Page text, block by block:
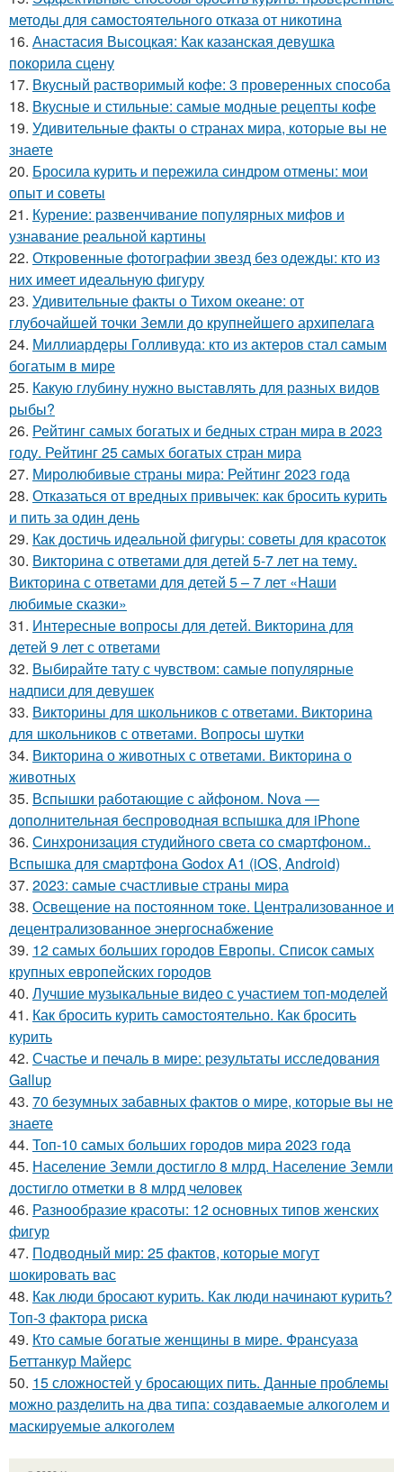
методы для самостоятельного отказа от никотина
16. Анастасия Высоцкая: Как казанская девушка
покорила сцену
17. Вкусный растворимый кофе: 3 проверенных способа
18. Вкусные и стильные: самые модные рецепты кофе
19. Удивительные факты о странах мира, которые вы не
знаете
20. Бросила курить и пережила синдром отмены: мои
опыт и советы
21. Курение: развенчивание популярных мифов и
узнавание реальной картины
22. Откровенные фотографии звезд без одежды: кто из
них имеет идеальную фигуру
23. Удивительные факты о Тихом океане: от
глубочайшей точки Земли до крупнейшего архипелага
24. Миллиардеры Голливуда: кто из актеров стал самым
богатым в мире
25. Какую глубину нужно выставлять для разных видов
рыбы?
26. Рейтинг самых богатых и бедных стран мира в 2023
году. Рейтинг 25 самых богатых стран мира
27. Миролюбивые страны мира: Рейтинг 2023 года
28. Отказаться от вредных привычек: как бросить курить
и пить за один день
29. Как достичь идеальной фигуры: советы для красоток
30. Викторина с ответами для детей 5-7 лет на тему.
Викторина с ответами для детей 5 – 7 лет «Наши
любимые сказки»
31. Интересные вопросы для детей. Викторина для
детей 9 лет с ответами
32. Выбирайте тату с чувством: самые популярные
надписи для девушек
33. Викторины для школьников с ответами. Викторина
для школьников с ответами. Вопросы шутки
34. Викторина о животных с ответами. Викторина о
животных
35. Вспышки работающие с айфоном. Nova —
дополнительная беспроводная вспышка для iPhone
36. Синхронизация студийного света со смартфоном..
Вспышка для смартфона Godox A1 (iOS, Android)
37. 2023: самые счастливые страны мира
38. Освещение на постоянном токе. Централизованное и
децентрализованное энергоснабжение
39. 12 самых больших городов Европы. Список самых
крупных европейских городов
40. Лучшие музыкальные видео с участием топ-моделей
41. Как бросить курить самостоятельно. Как бросить
курить
42. Счастье и печаль в мире: результаты исследования
Gallup
43. 70 безумных забавных фактов о мире, которые вы не
знаете
44. Топ-10 самых больших городов мира 2023 года
45. Население Земли достигло 8 млрд. Население Земли
достигло отметки в 8 млрд человек
46. Разнообразие красоты: 12 основных типов женских
фигур
47. Подводный мир: 25 фактов, которые могут
шокировать вас
48. Как люди бросают курить. Как люди начинают курить?
Топ-3 фактора риска
49. Кто самые богатые женщины в мире. Франсуаза
Беттанкур Майерс
50. 15 сложностей у бросающих пить. Данные проблемы
можно разделить на два типа: создаваемые алкоголем и
маскируемые алкоголем